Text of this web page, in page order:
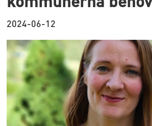
2024-06-12